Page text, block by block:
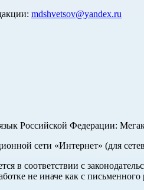
mdshvetsov@yandex.ru
Российской Федерации:
сети «Интернет» (для
в соответствии с
не иначе как с письменного